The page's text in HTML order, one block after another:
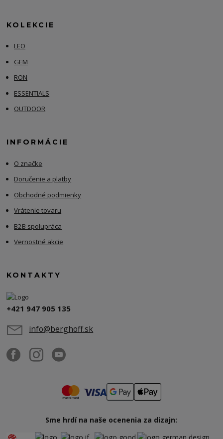
KOLEKCIE
LEO
GEM
RON
ESSENTIALS
OUTDOOR
INFORMÁCIE
O značke
Doručenie a platby
Obchodné podmienky
Vrátenie tovaru
B2B spolupráca
Vernostné akcie
KONTAKTY
+421 947 905 135
info@berghoff.sk
Sme hrdí na naše ocenenia za dizajn: